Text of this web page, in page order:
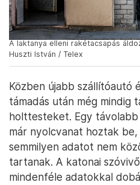
A laktanya elleni rakétacsapás
Huszti István / Telex
Közben újabb szállítóautó
támadás után még mindig
holttesteket. Egy
már nyolcvanat hoztak
semmilyen adatot nem
tartanak. A katonai
mindenféle adatokkal